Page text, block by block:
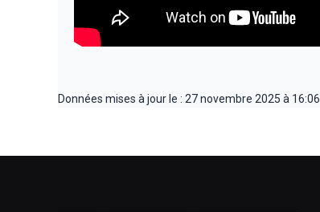
Données mises à jour le : 27 novembre 2025 à 16:06